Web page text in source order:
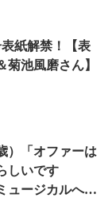
表紙解禁！【表
菊池風磨さん】
）「オファーは
しいです
ュージカルへの